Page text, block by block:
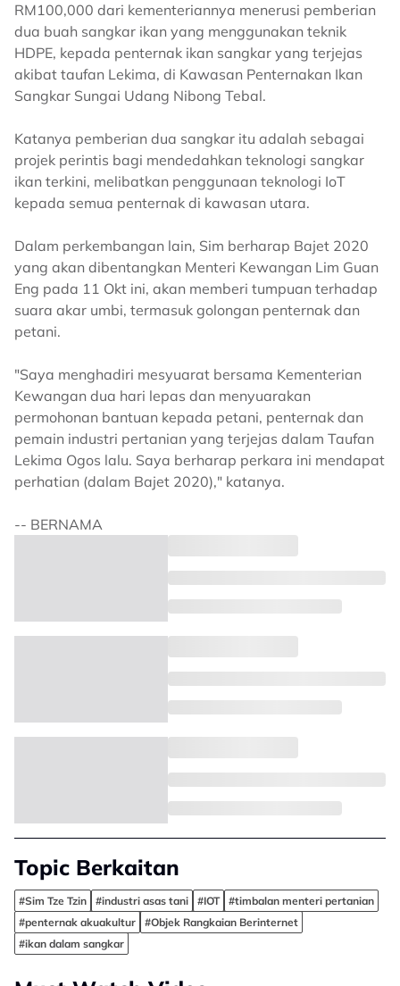
RM100,000 dari kementeriannya menerusi pemberian
dua buah sangkar ikan yang menggunakan teknik
HDPE, kepada penternak ikan sangkar yang terjejas
akibat taufan Lekima, di Kawasan Penternakan Ikan
Sangkar Sungai Udang Nibong Tebal.
Katanya pemberian dua sangkar itu adalah sebagai
projek perintis bagi mendedahkan teknologi sangkar
ikan terkini, melibatkan penggunaan teknologi IoT
kepada semua penternak di kawasan utara.
Dalam perkembangan lain, Sim berharap Bajet 2020
yang akan dibentangkan Menteri Kewangan Lim Guan
Eng pada 11 Okt ini, akan memberi tumpuan terhadap
suara akar umbi, termasuk golongan penternak dan
petani.
"Saya menghadiri mesyuarat bersama Kementerian
Kewangan dua hari lepas dan menyuarakan
permohonan bantuan kepada petani, penternak dan
pemain industri pertanian yang terjejas dalam Taufan
Lekima Ogos lalu. Saya berharap perkara ini mendapat
perhatian (dalam Bajet 2020)," katanya.
-- BERNAMA
Topic Berkaitan
#Sim Tze Tzin #industri asas tani #IOT
#timbalan menteri pertanian
#penternak akuakultur
#Objek Rangkaian Berinternet
#ikan dalam sangkar